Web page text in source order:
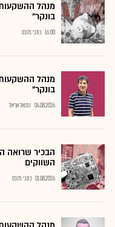
מנהל
בונקר"
16:00 כתבי גלובס
מנהל
בונקר"
04.08.2026 נתנאל אריאל
הבכיר שרואה
השווקים
01.08.2026 כתבי גלובס